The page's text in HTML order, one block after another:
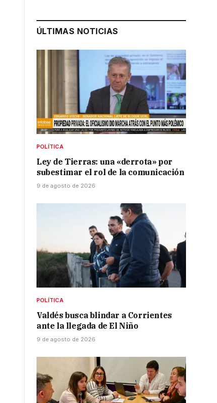
ÚLTIMAS NOTICIAS
POLÍTICA
Ley de Tierras: una «derrota» por
subestimar el rol de la comunicación
9 de agosto de 2026
POLÍTICA
Valdés busca blindar a Corrientes
ante la llegada de El Niño
9 de agosto de 2026